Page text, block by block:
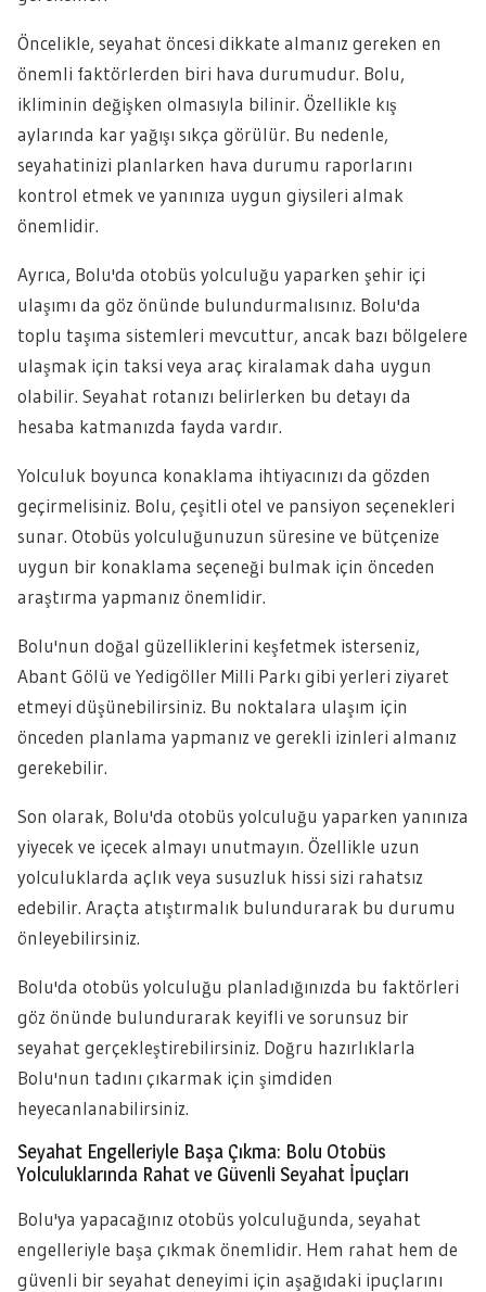
Öncelikle, seyahat öncesi dikkate almanız gereken en
önemli faktörlerden biri hava durumudur. Bolu,
ikliminin değişken olmasıyla bilinir. Özellikle kış
aylarında kar yağışı sıkça görülür. Bu nedenle,
seyahatinizi planlarken hava durumu raporlarını
kontrol etmek ve yanınıza uygun giysileri almak
önemlidir.
Ayrıca, Bolu'da otobüs yolculuğu yaparken şehir içi
ulaşımı da göz önünde bulundurmalısınız. Bolu'da
toplu taşıma sistemleri mevcuttur, ancak bazı bölgelere
ulaşmak için taksi veya araç kiralamak daha uygun
olabilir. Seyahat rotanızı belirlerken bu detayı da
hesaba katmanızda fayda vardır.
Yolculuk boyunca konaklama ihtiyacınızı da gözden
geçirmelisiniz. Bolu, çeşitli otel ve pansiyon seçenekleri
sunar. Otobüs yolculuğunuzun süresine ve bütçenize
uygun bir konaklama seçeneği bulmak için önceden
araştırma yapmanız önemlidir.
Bolu'nun doğal güzelliklerini keşfetmek isterseniz,
Abant Gölü ve Yedigöller Milli Parkı gibi yerleri ziyaret
etmeyi düşünebilirsiniz. Bu noktalara ulaşım için
önceden planlama yapmanız ve gerekli izinleri almanız
gerekebilir.
Son olarak, Bolu'da otobüs yolculuğu yaparken yanınıza
yiyecek ve içecek almayı unutmayın. Özellikle uzun
yolculuklarda açlık veya susuzluk hissi sizi rahatsız
edebilir. Araçta atıştırmalık bulundurarak bu durumu
önleyebilirsiniz.
Bolu'da otobüs yolculuğu planladığınızda bu faktörleri
göz önünde bulundurarak keyifli ve sorunsuz bir
seyahat gerçekleştirebilirsiniz. Doğru hazırlıklarla
Bolu'nun tadını çıkarmak için şimdiden
heyecanlanabilirsiniz.
Seyahat Engelleriyle Başa Çıkma: Bolu Otobüs
Yolculuklarında Rahat ve Güvenli Seyahat İpuçları
Bolu'ya yapacağınız otobüs yolculuğunda, seyahat
engelleriyle başa çıkmak önemlidir. Hem rahat hem de
güvenli bir seyahat deneyimi için aşağıdaki ipuçlarını